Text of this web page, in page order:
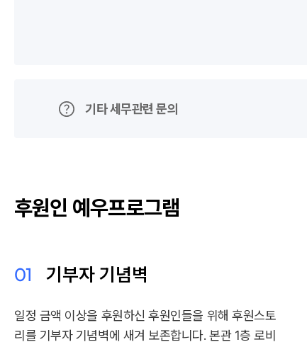
기타 세무관련 문의
후원인 예우프로그램
01 기부자 기념벽
일정 금액 이상을 후원하신 후원인들을 위해 후원스토
리를 기부자 기념벽에 새겨 보존합니다. 본관 1층 로비